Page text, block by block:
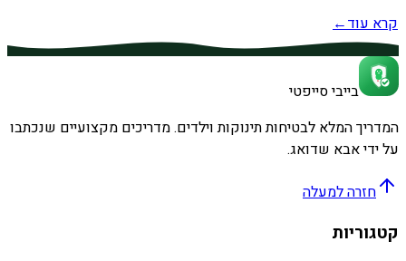
קרא עוד←
בייבי סייפטי
המדריך המלא לבטיחות תינוקות וילדים. מדריכים מקצועיים שנכתבו
על ידי אבא שדואג.
חזרה למעלה
קטגוריות